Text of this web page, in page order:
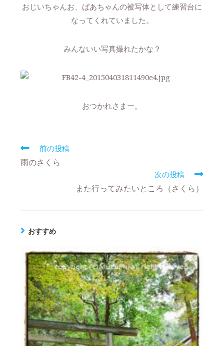
おじいちゃんお、ばあちゃんの被写体として練習台に
なってくれていました。
みんないい写真撮れたかな？
おつかれさまー。
前の投稿
雨のさくら
次の投稿
また行ってみたいところ（さくら）
おすすめ